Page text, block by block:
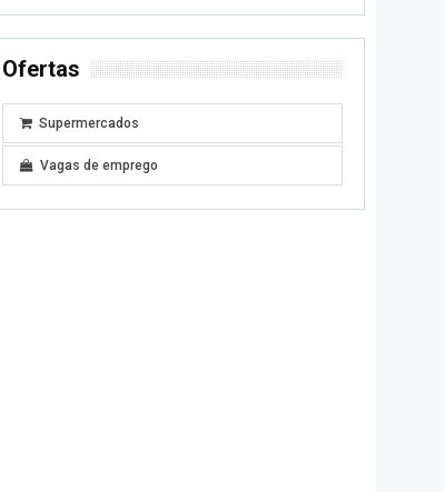
Ofertas
Supermercados
Vagas de emprego